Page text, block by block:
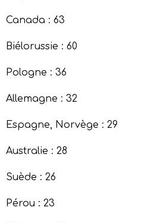
Canada : 63
Biélorussie : 60
Pologne : 36
Allemagne : 32
Espagne, Norvège : 29
Australie : 28
Suède : 26
Pérou : 23